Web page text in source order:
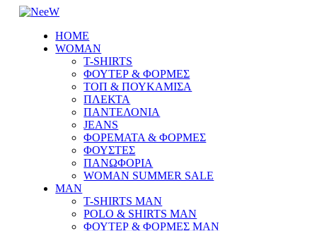
HOME
WOMAN
T-SHIRTS
ΦΟΥΤΕΡ & ΦΟΡΜΕΣ
ΤΟΠ & ΠΟΥΚΑΜΙΣΑ
ΠΛΕΚΤΑ
ΠΑΝΤΕΛΟΝΙΑ
JEANS
ΦΟΡΕΜΑΤΑ & ΦΟΡΜΕΣ
ΦΟΥΣΤΕΣ
ΠΑΝΩΦΟΡΙΑ
WOMAN SUMMER SALE
MAN
T-SHIRTS MAN
POLO & SHIRTS MAN
ΦΟΥΤΕΡ & ΦΟΡΜΕΣ MAN